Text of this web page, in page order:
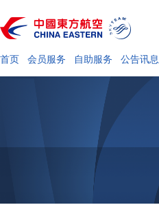
首页 会员服务 自助服务 公告讯息